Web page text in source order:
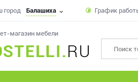
город Балашиха График
магазин мебели
RU